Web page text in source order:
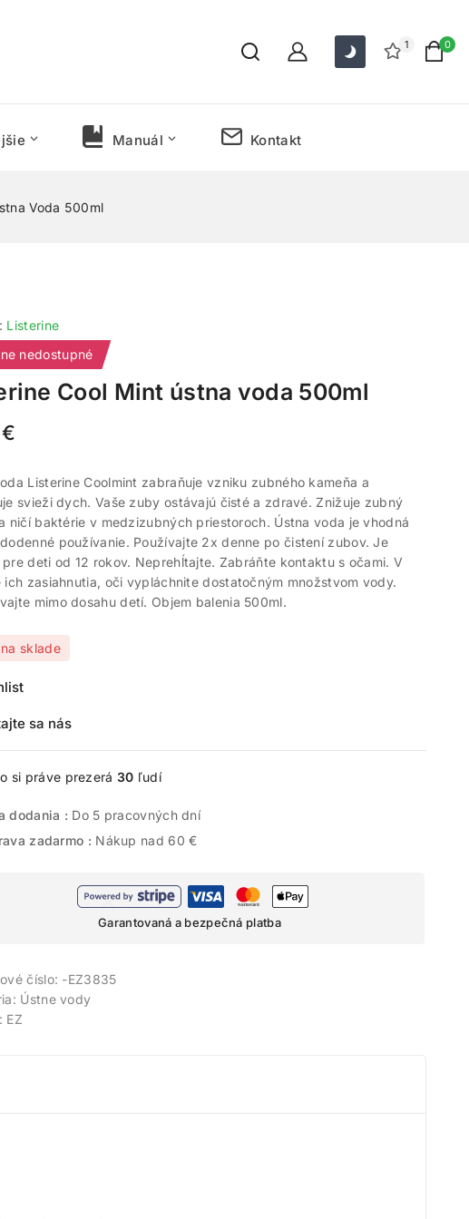
1 0
Manuál Kontakt
Voda 500ml
Listerine
nedostupné
Cool Mint ústna voda 500ml
€
Listerine Coolmint zabraňuje vzniku zubného kameňa a
svieži dych. Vaše zuby ostávajú čisté a zdravé. Znižuje zubný
ničí baktérie v medzizubných priestoroch. Ústna voda je vhodná
používanie. Používajte 2x denne po čistení zubov. Je
deti od 12 rokov. Neprehĺtajte. Zabráňte kontaktu s očami. V
ich zasiahnutia, oči vypláchnite dostatočným množstvom vody.
mimo dosahu detí. Objem balenia 500ml.
sklade
sa nás
si práve prezerá 30 ľudí
dodania : Do 5 pracovných dní
zadarmo : Nákup nad 60 €
Garantovaná a bezpečná platba
číslo: -EZ3835
Ústne vody
EZ